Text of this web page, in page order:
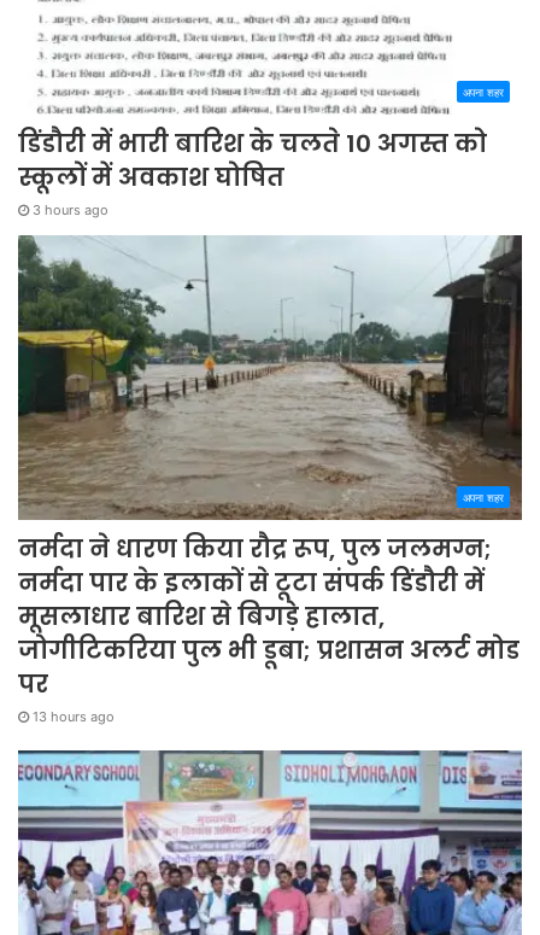
अपना शहर
डिंडौरी में भारी बारिश के चलते 10 अगस्त को
स्कूलों में अवकाश घोषित
3 hours ago
अपना शहर
नर्मदा ने धारण किया रौद्र रूप, पुल जलमग्न;
नर्मदा पार के इलाकों से टूटा संपर्क डिंडौरी में
मूसलाधार बारिश से बिगड़े हालात,
जोगीटिकरिया पुल भी डूबा; प्रशासन अलर्ट मोड
पर
13 hours ago